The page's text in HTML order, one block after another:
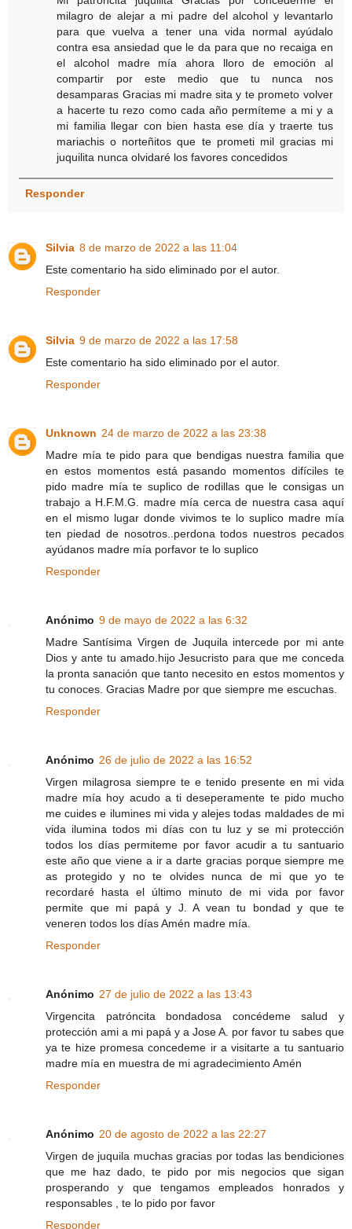
milagro de alejar a mi padre del alcohol y levantarlo
para que vuelva a tener una vida normal ayúdalo
contra esa ansiedad que le da para que no recaiga en
el alcohol madre mía ahora lloro de emoción al
compartir por este medio que tu nunca nos
desamparas Gracias mi madre sita y te prometo volver
a hacerte tu rezo como cada año permíteme a mi y a
mi familia llegar con bien hasta ese día y traerte tus
mariachis o norteñitos que te prometi mil gracias mi
juquilita nunca olvidaré los favores concedidos
Responder
Silvia 8 de marzo de 2022 a las 11:04
Este comentario ha sido eliminado por el autor.
Responder
Silvia 9 de marzo de 2022 a las 17:58
Este comentario ha sido eliminado por el autor.
Responder
Unknown 24 de marzo de 2022 a las 23:38
Madre mía te pido para que bendigas nuestra familia que
en estos momentos está pasando momentos difíciles te
pido madre mía te suplico de rodillas que le consigas un
trabajo a H.F.M.G. madre mía cerca de nuestra casa aquí
en el mismo lugar donde vivimos te lo suplico madre mía
ten piedad de nosotros..perdona todos nuestros pecados
ayúdanos madre mía porfavor te lo suplico
Responder
Anónimo 9 de mayo de 2022 a las 6:32
Madre Santísima Virgen de Juquila intercede por mi ante
Dios y ante tu amado.hijo Jesucristo para que me conceda
la pronta sanación que tanto necesito en estos momentos y
tu conoces. Gracias Madre por que siempre me escuchas.
Responder
Anónimo 26 de julio de 2022 a las 16:52
Virgen milagrosa siempre te e tenido presente en mi vida
madre mía hoy acudo a ti deseperamente te pido mucho
me cuides e ilumines mi vida y alejes todas maldades de mi
vida ilumina todos mi días con tu luz y se mi protección
todos los días permiteme por favor acudir a tu santuario
este año que viene a ir a darte gracias porque siempre me
as protegido y no te olvides nunca de mi que yo te
recordaré hasta el último minuto de mi vida por favor
permite que mi papá y J. A vean tu bondad y que te
veneren todos los días Amén madre mía.
Responder
Anónimo 27 de julio de 2022 a las 13:43
Virgencita patróncita bondadosa concédeme salud y
protección ami a mi papá y a Jose A. por favor tu sabes que
ya te hize promesa concedeme ir a visitarte a tu santuario
madre mía en muestra de mi agradecimiento Amén
Responder
Anónimo 20 de agosto de 2022 a las 22:27
Virgen de juquila muchas gracias por todas las bendiciones
que me haz dado, te pido por mis negocios que sigan
prosperando y que tengamos empleados honrados y
responsables , te lo pido por favor
Responder